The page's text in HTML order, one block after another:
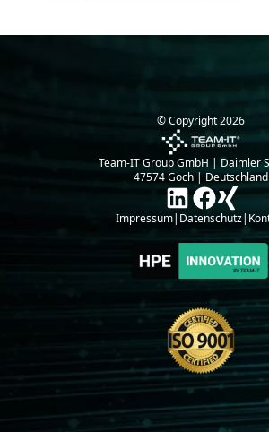
© Copyright2026
Team-IT Group GmbH | Daimler
47574 Goch | Deutschland
Impressum| Datenschutz|